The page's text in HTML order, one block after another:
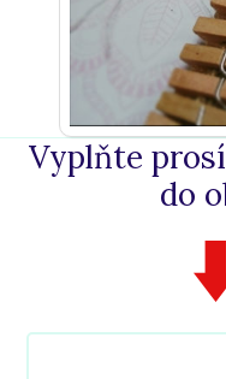
Vyplňte
do